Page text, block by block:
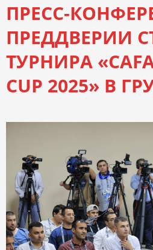
ПРЕСС-
ПРЕДДВЕРИИ
ТУРНИРА
CUP 2025» В